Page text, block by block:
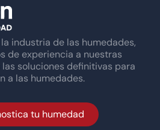
industria de las humedades,
de experiencia a nuestras
las soluciones definitivas para
a las humedades.
tu humedad